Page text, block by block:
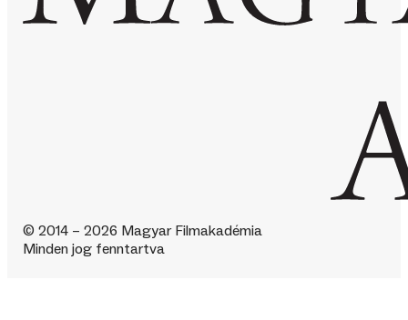
© 2014 – 2026 Magyar Filmakadémia
Minden jog fenntartva